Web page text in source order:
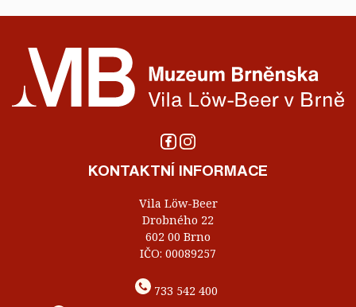
KONTAKTNÍ INFORMACE
Vila Löw-Beer
Drobného 22
602 00 Brno
IČO: 00089257
733 542 400